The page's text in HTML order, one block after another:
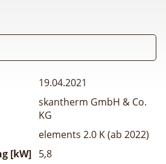
19.04.2021
skantherm GmbH & Co.
KG
elements 2.0 K (ab 2022)
[kW] 5,8